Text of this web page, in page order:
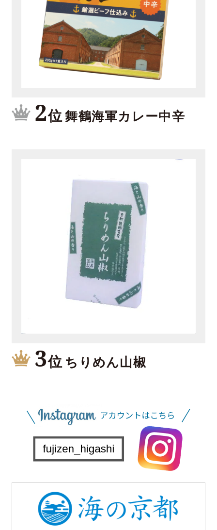
2位舞鶴海軍カレー中辛
3位 ちりめん山椒